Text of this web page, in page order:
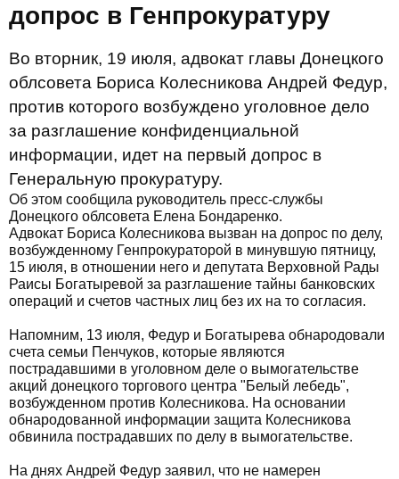
допрос в Генпрокуратуру
Во вторник, 19 июля, адвокат главы Донецкого
облсовета Бориса Колесникова Андрей Федур,
против которого возбуждено уголовное дело
за разглашение конфиденциальной
информации, идет на первый допрос в
Генеральную прокуратуру.
Об этом сообщила руководитель пресс-службы
Донецкого облсовета Елена Бондаренко.
Адвокат Бориса Колесникова вызван на допрос по делу,
возбужденному Генпрокураторой в минувшую пятницу,
15 июля, в отношении него и депутата Верховной Рады
Раисы Богатыревой за разглашение тайны банковских
операций и счетов частных лиц без их на то согласия.
Напомним, 13 июля, Федур и Богатырева обнародовали
счета семьи Пенчуков, которые являются
пострадавшими в уголовном деле о вымогательстве
акций донецкого торгового центра "Белый лебедь",
возбужденном против Колесникова. На основании
обнародованной информации защита Колесникова
обвинила пострадавших по делу в вымогательстве.
На днях Андрей Федур заявил, что не намерен